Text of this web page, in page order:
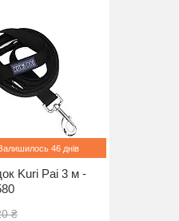
46 днів
Kuri Pai 3 м -
₴